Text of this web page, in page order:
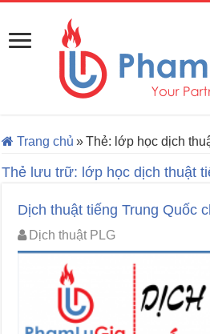
Trang chủ »Thẻ: lớp học dịch
Thẻ lưu trữ: lớp học dịch thuật
Dịch thuật tiếng Trung Quốc
Dịch thuật PLG